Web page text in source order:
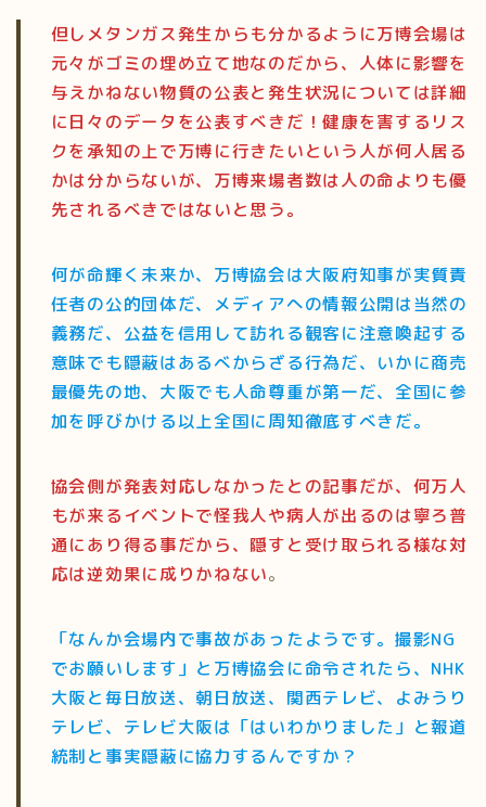
但しメタンガス発生からも分かるように万博会場は
元々がゴミの埋め立て地なのだから、人体に影響を
与えかねない物質の公表と発生状況については詳細
に日々のデータを公表すべきだ！健康を害するリス
クを承知の上で万博に行きたいという人が何人居る
かは分からないが、万博来場者数は人の命よりも優
先されるべきではないと思う。
何が命輝く未来か、万博協会は大阪府知事が実質責
任者の公的団体だ、メディアへの情報公開は当然の
義務だ、公益を信用して訪れる観客に注意喚起する
意味でも隠蔽はあるべからざる行為だ、いかに商売
最優先の地、大阪でも人命尊重が第一だ、全国に参
加を呼びかける以上全国に周知徹底すべきだ。
協会側が発表対応しなかったとの記事だが、何万人
もが来るイベントで怪我人や病人が出るのは寧ろ普
通にあり得る事だから、隠すと受け取られる様な対
応は逆効果に成りかねない。
「なんか会場内で事故があったようです。撮影NG
でお願いします」と万博協会に命令されたら、NHK
大阪と毎日放送、朝日放送、関西テレビ、よみうり
テレビ、テレビ大阪は「はいわかりました」と報道
統制と事実隠蔽に協力するんですか？